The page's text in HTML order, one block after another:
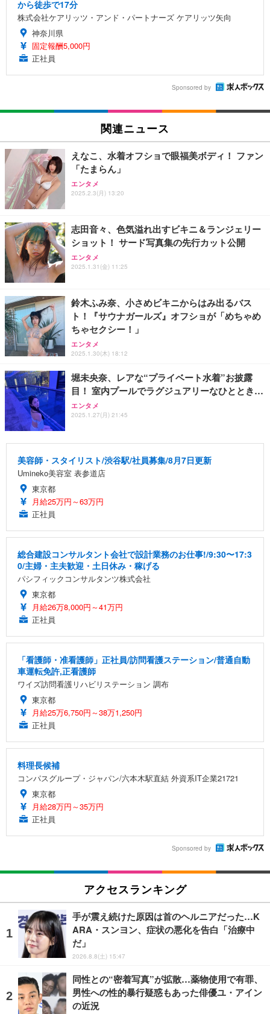
から徒歩で17分
株式会社ケアリッツ・アンド・パートナーズ ケアリッツ矢向
神奈川県
固定報酬5,000円
正社員
Sponsored by
関連ニュース
えなこ、水着オフショで眼福美ボディ！ ファン
「たまらん」
エンタメ
2025.2.3(月) 13:20
志田音々、色気溢れ出すビキニ＆ランジェリー
ショット！ サード写真集の先行カット公開
エンタメ
2025.1.31(金) 11:25
鈴木ふみ奈、小さめビキニからはみ出るバス
ト！『サウナガールズ』オフショが「めちゃめ
ちゃセクシー！」
エンタメ
2025.1.30(木) 18:12
堀未央奈、レアな“プライベート水着”お披露
目！ 室内プールでラグジュアリーなひととき…
エンタメ
2025.1.27(月) 21:45
美容師・スタイリスト/渋谷駅/社員募集/8月7日更新
Umineko美容室 表参道店
東京都
月給25万円～63万円
正社員
総合建設コンサルタント会社で設計業務のお仕事!/9:30〜17:3
0/主婦・主夫歓迎・土日休み・稼げる
パシフィックコンサルタンツ株式会社
東京都
月給26万8,000円～41万円
正社員
「看護師・准看護師」正社員/訪問看護ステーション/普通自動
車運転免許,正看護師
ワイズ訪問看護リハビリステーション 調布
東京都
月給25万6,750円～38万1,250円
正社員
料理長候補
コンパスグループ・ジャパン/六本木駅直結 外資系IT企業21721
東京都
月給28万円～35万円
正社員
Sponsored by
アクセスランキング
手が震え続けた原因は首のヘルニアだった…K
ARA・スンヨン、症状の悪化を告白「治療中
だ」
2026.8.8(土) 15:47
同性との“密着写真”が拡散…薬物使用で有罪、
男性への性的暴行疑惑もあった俳優ユ・アイン
の近況